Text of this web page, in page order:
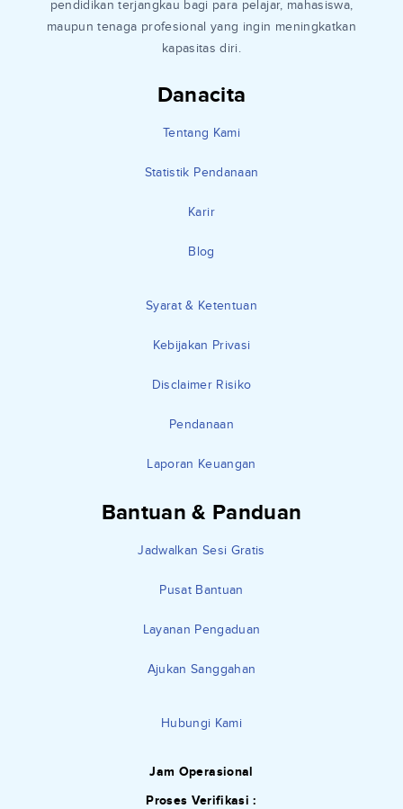
Danacita
Tentang Kami
Statistik Pendanaan
Karir
Blog
Syarat & Ketentuan
Kebijakan Privasi
Disclaimer Risiko
Pendanaan
Laporan Keuangan
Bantuan & Panduan
Jadwalkan Sesi Gratis
Pusat Bantuan
Layanan Pengaduan
Ajukan Sanggahan
Hubungi Kami
Jam Operasional
Proses Verifikasi :
pendidikan terjangkau bagi para pelajar, mahasiswa,
maupun tenaga profesional yang ingin meningkatkan
kapasitas diri.